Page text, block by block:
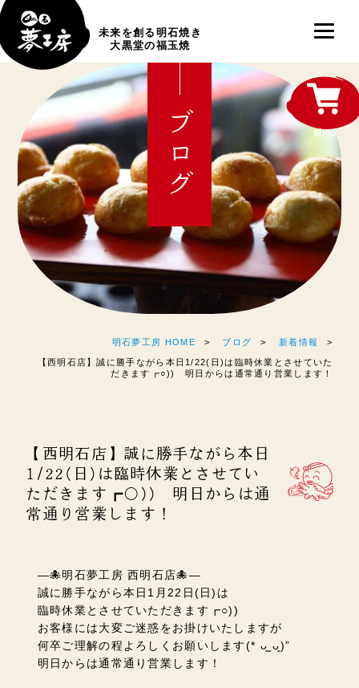
未来を創る明石焼き
大黒堂の福玉焼
ブログ
明石夢工房 HOME ブログ 新着情報
【西明石店】誠に勝手ながら本日1/22(日)は臨時休業とさせていた
だきます┏○)) 明日からは通常通り営業します！
【西明石店】誠に勝手ながら本日
1/22(日)は臨時休業とさせてい
ただきます┏○)) 明日からは通
常通り営業します！
―🐙明石夢工房 西明石店🐙―
誠に勝手ながら本日1月22日(日) は
臨時休業とさせていただきます┏○))
お客様には大変ご迷惑をお掛けいたしますが
何卒ご理解の程よろしくお願いします(* ᴗ͈ˬᴗ͈)”
明日からは通常通り営業します！
shop